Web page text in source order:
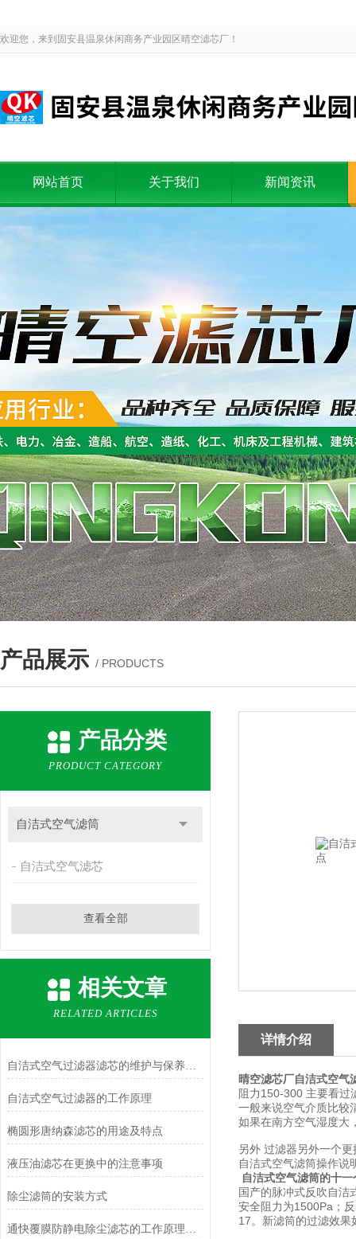
欢迎您，来到固安县温泉休闲商务产业园区晴空滤芯厂！
网站首页 关于我们 新闻资讯
产品展示 / PRODUCTS
产品分类
PRODUCT CATEGORY
自洁式空气滤筒
自洁式空气滤芯
查看全部
相关文章
RELATED ARTICLES
自洁式空气过滤器滤芯的维护与保养方法
自洁式空气过滤器的工作原理
椭圆形唐纳森滤芯的用途及特点
液压油滤芯在更换中的注意事项
除尘滤筒的安装方式
通快覆膜防静电除尘滤芯的工作原理是什么？
详情介绍
晴空滤芯厂自洁式空气
阻力150-300 主要看过
一般来说空气介质比较
如果在南方空气湿度大
另外 过滤器另外一个
自洁式空气滤筒操作说
自洁式空气滤筒的十一
国产的脉冲式反吹自洁
安全阻力为1500Pa；
17。新滤筒的过滤效果